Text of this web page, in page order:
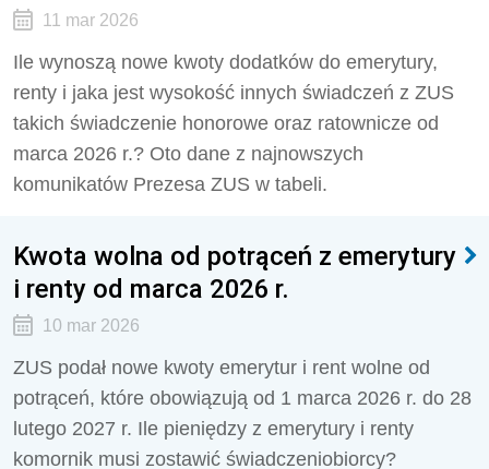
11 mar 2026
Ile wynoszą nowe kwoty dodatków do emerytury,
renty i jaka jest wysokość innych świadczeń z ZUS
takich świadczenie honorowe oraz ratownicze od
marca 2026 r.? Oto dane z najnowszych
komunikatów Prezesa ZUS w tabeli.
Kwota wolna od potrąceń z emerytury
i renty od marca 2026 r.
10 mar 2026
ZUS podał nowe kwoty emerytur i rent wolne od
potrąceń, które obowiązują od 1 marca 2026 r. do 28
lutego 2027 r. Ile pieniędzy z emerytury i renty
komornik musi zostawić świadczeniobiorcy?